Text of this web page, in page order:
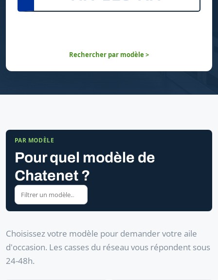
Rechercher par modèle >
PAR MODÈLE
Pour quel modèle de
Chatenet ?
Choisissez votre modèle pour demander votre aile
d'occasion. Les casses du réseau vous répondent sous
24-48h.